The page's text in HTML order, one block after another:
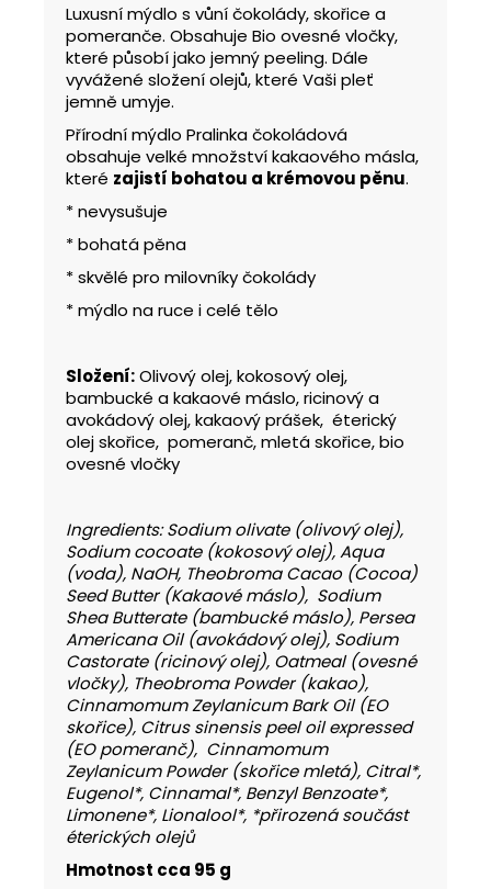
Luxusní mýdlo s vůní čokolády, skořice a
pomeranče. Obsahuje Bio ovesné vločky,
které působí jako jemný peeling. Dále
vyvážené složení olejů, které Vaši pleť
jemně umyje.
Přírodní mýdlo Pralinka čokoládová
obsahuje velké množství kakaového másla,
které zajistí bohatou a krémovou pěnu.
* nevysušuje
* bohatá pěna
* skvělé pro milovníky čokolády
* mýdlo na ruce i celé tělo
Složení:Olivový olej, kokosový olej,
bambucké a kakaové máslo, ricinový a
avokádový olej, kakaový prášek, éterický
olej skořice, pomeranč, mletá skořice, bio
ovesné vločky
Ingredients: Sodium olivate (olivový olej),
Sodium cocoate (kokosový olej), Aqua
(voda), NaOH, Theobroma Cacao (Cocoa)
Seed Butter (Kakaové máslo), Sodium
Shea Butterate (bambucké máslo), Persea
Americana Oil (avokádový olej), Sodium
Castorate (ricinový olej), Oatmeal (ovesné
vločky), Theobroma Powder (kakao),
Cinnamomum Zeylanicum Bark Oil (EO
skořice), Citrus sinensis peel oil expressed
(EO pomeranč), Cinnamomum
Zeylanicum Powder (skořice mletá), Citral*,
Eugenol*, Cinnamal*, Benzyl Benzoate*,
Limonene*, Lionalool*, *přirozená součást
éterických olejů
Hmotnost cca 95 g